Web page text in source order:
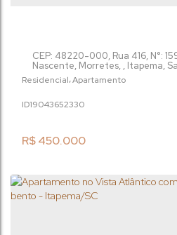
Residencial Apartamento
R$450.000
2330
1904365
CEP: 48220-000, Rua 416, N°:
Nascente, Morretes , Itapema,